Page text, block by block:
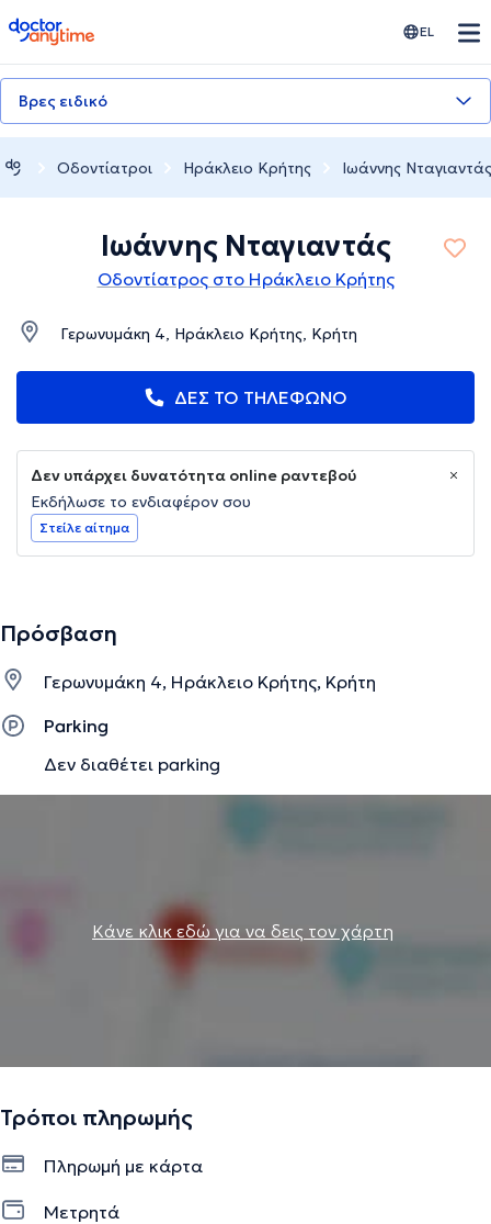
doctoranytime EL
Βρες ειδικό
Οδοντίατροι Ηράκλειο Κρήτης Ιωάννης Νταγιαντάς
Ιωάννης Νταγιαντάς
Οδοντίατρος στο Ηράκλειο Κρήτης
Γερωνυμάκη 4, Ηράκλειο Κρήτης, Κρήτη
ΔΕΣ ΤΟ ΤΗΛΕΦΩΝΟ
Δεν υπάρχει δυνατότητα online ραντεβού
Εκδήλωσε το ενδιαφέρον σου
Στείλε αίτημα
Πρόσβαση
Γερωνυμάκη 4, Ηράκλειο Κρήτης, Κρήτη
Parking
Δεν διαθέτει parking
Κάνε κλικ εδώ για να δεις τον χάρτη
Τρόποι πληρωμής
Πληρωμή με κάρτα
Μετρητά